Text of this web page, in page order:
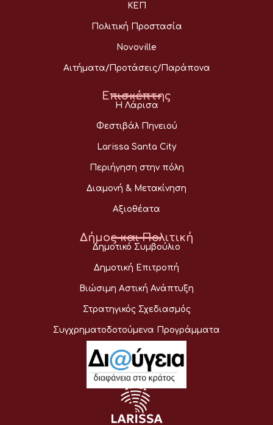
ΚΕΠ
Πολιτική Προστασία
Novoville
Αιτήματα/Προτάσεις/Παράπονα
Επισκέπτης
Η Λάρισα
Φεστιβάλ Πηνειού
Larissa Santa City
Περιήγηση στην πόλη
Διαμονή & Μετακίνηση
Αξιοθέατα
Δήμος και Πολιτική
Δημοτικό Συμβούλιο
Δημοτική Επιτροπή
Βιώσιμη Αστική Ανάπτυξη
Στρατηγικός Σχεδιασμός
Συγχρηματοδοτούμενα Προγράμματα